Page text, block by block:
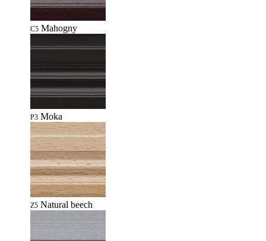
C5 Mahogny
P3 Moka
Z5 Natural beech